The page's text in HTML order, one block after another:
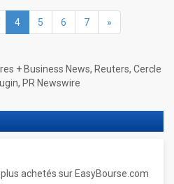
4 5 6 7 »
+ Business News, Reuters, Cercle
PR Newswire
plus achetés sur EasyBourse.com